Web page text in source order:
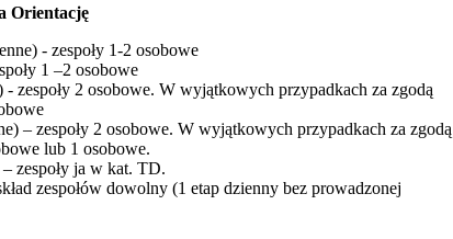
Orientację
- zespoły 1-2 osobowe
1 –2 osobowe
zespoły 2 osobowe. W wyjątkowych przypadkach za zgodą
– zespoły 2 osobowe. W wyjątkowych przypadkach za zgodą
lub 1 osobowe.
zespoły ja w kat. TD.
zespołów dowolny (1 etap dzienny bez prowadzonej